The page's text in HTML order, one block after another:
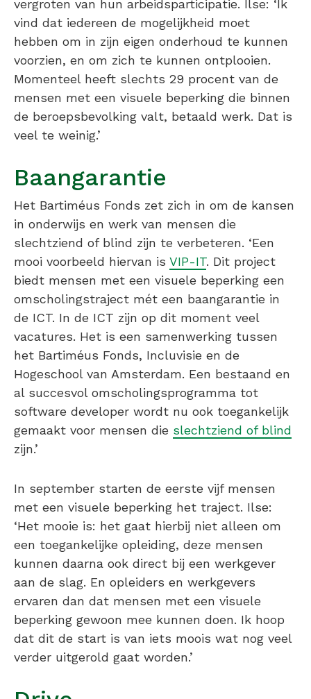
vergroten van hun arbeidsparticipatie. Ilse: ‘Ik
vind dat iedereen de mogelijkheid moet
hebben om in zijn eigen onderhoud te kunnen
voorzien, en om zich te kunnen ontplooien.
Momenteel heeft slechts 29 procent van de
mensen met een visuele beperking die binnen
de beroepsbevolking valt, betaald werk. Dat is
veel te weinig.’
Baangarantie
Het Bartiméus Fonds zet zich in om de kansen
in onderwijs en werk van mensen die
slechtziend of blind zijn te verbeteren. ‘Een
mooi voorbeeld hiervan is VIP-IT. Dit project
biedt mensen met een visuele beperking een
omscholingstraject mét een baangarantie in
de ICT. In de ICT zijn op dit moment veel
vacatures. Het is een samenwerking tussen
het Bartiméus Fonds, Incluvisie en de
Hogeschool van Amsterdam. Een bestaand en
al succesvol omscholingsprogramma tot
software developer wordt nu ook toegankelijk
gemaakt voor mensen die slechtziend of blind
zijn.’
In september starten de eerste vijf mensen
met een visuele beperking het traject. Ilse:
‘Het mooie is: het gaat hierbij niet alleen om
een toegankelijke opleiding, deze mensen
kunnen daarna ook direct bij een werkgever
aan de slag. En opleiders en werkgevers
ervaren dan dat mensen met een visuele
beperking gewoon mee kunnen doen. Ik hoop
dat dit de start is van iets moois wat nog veel
verder uitgerold gaat worden.’